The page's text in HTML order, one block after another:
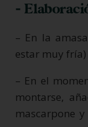
-
– En la
estar muy
– En el
montarse,
mascarpone